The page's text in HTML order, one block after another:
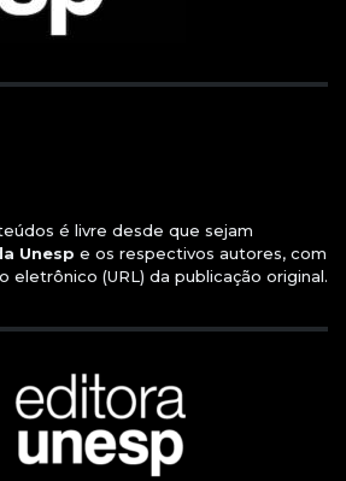
é livre desde que sejam
Unesp e os respectivos autores, com
eletrônico (URL) da publicação original.